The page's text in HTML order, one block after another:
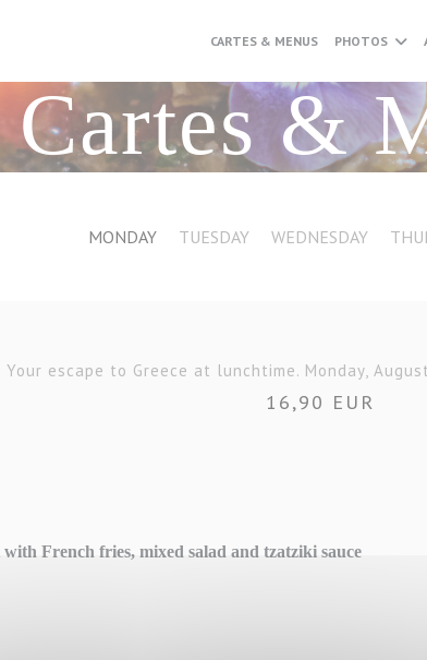
CARTES & MENUS PHOTOS
Cartes &
MONDAY TUESDAY WEDNESDAY
Your escape to Greece at lunchtime. Monday,
16,90 EUR
French fries, mixed salad and tzatziki sauce